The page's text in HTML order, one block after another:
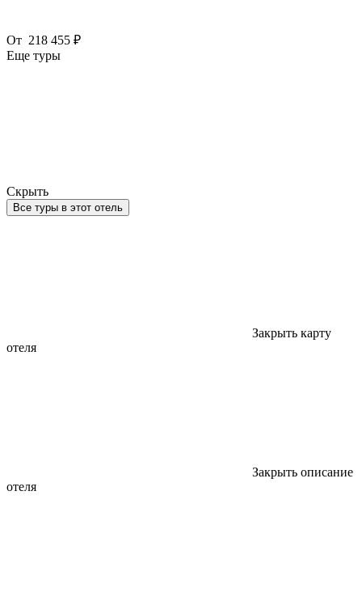
От 218 455 ₽
Еще туры
Скрыть
Все туры в этот отель
Закрыть карту
отеля
Закрыть описание
отеля